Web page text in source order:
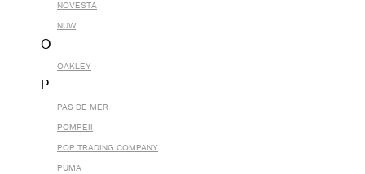
NOVESTA
NUW
O
OAKLEY
P
PAS DE MER
POMPEII
POP TRADING COMPANY
PUMA